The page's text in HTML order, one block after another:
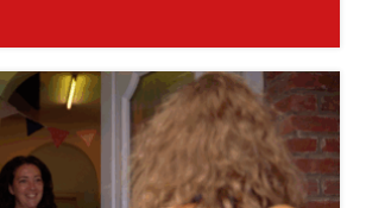
mondiale, nous continuons à
que chacun puisse avoir
abordable et de qualité.
abordable bat son plein.